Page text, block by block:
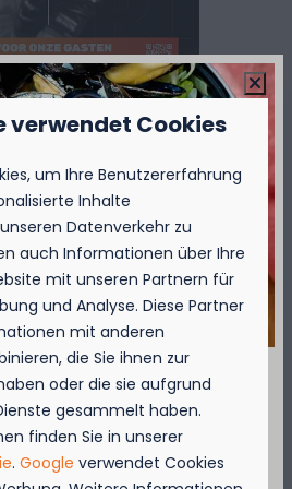
Muschelmonat!
bis zum 29. September 50
für Muscheln für 2
verwendet Cookies
um Ihre Benutzererfahrung
Inhalte
Datenverkehr zu
auch Informationen über Ihre
mit unseren Partnern für
und Analyse. Diese Partner
mit anderen
die Sie ihnen zur
oder die sie aufgrund
gesammelt haben.
finden Sie in unserer
.Google verwendet Cookies